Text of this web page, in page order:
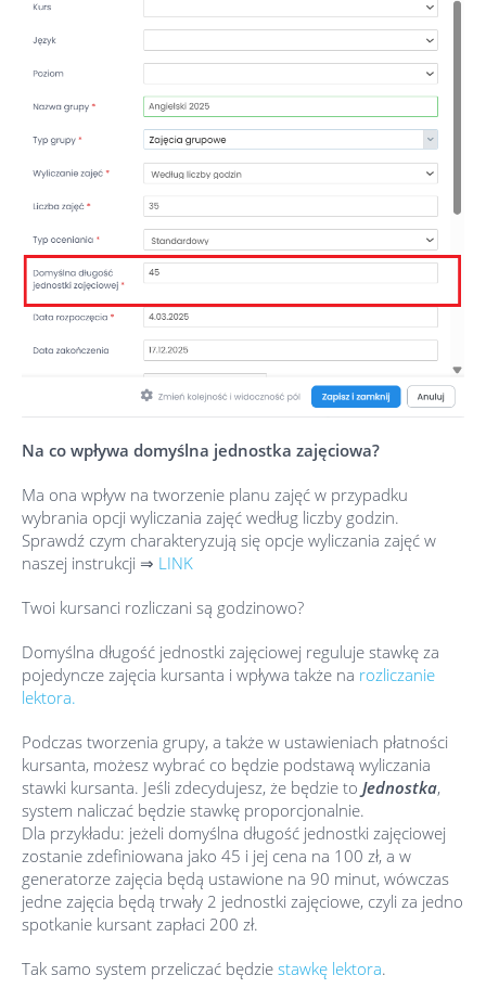
Na co wpływa domyślna jednostka zajęciowa?
Ma ona wpływ na tworzenie planu zajęć w przypadku
wybrania opcji wyliczania zajęć według liczby godzin.
Sprawdź czym charakteryzują się opcje wyliczania zajęć w
naszej instrukcji ⇒ LINK
Twoi kursanci rozliczani są godzinowo?
Domyślna długość jednostki zajęciowej reguluje stawkę za
pojedyncze zajęcia kursanta i wpływa także na rozliczanie
lektora.
Podczas tworzenia grupy, a także w ustawieniach płatności
kursanta, możesz wybrać co będzie podstawą wyliczania
stawki kursanta. Jeśli zdecydujesz, że będzie to Jednostka,
system naliczać będzie stawkę proporcjonalnie.
Dla przykładu: jeżeli domyślna długość jednostki zajęciowej
zostanie zdefiniowana jako 45 i jej cena na 100 zł, a w
generatorze zajęcia będą ustawione na 90 minut, wówczas
jedne zajęcia będą trwały 2 jednostki zajęciowe, czyli za jedno
spotkanie kursant zapłaci 200 zł.
Tak samo system przeliczać będzie stawkę lektora.